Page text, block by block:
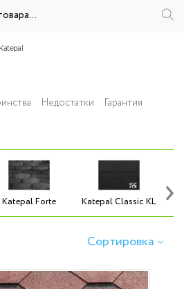
Katepal
Недостатки
Гарантия
Katepal Forte Katepal Classic KL ›
Сортировка